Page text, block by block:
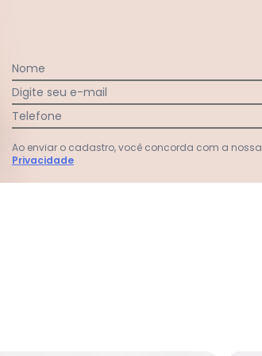
em Crepe Plano Acetinado
Nome
Digite seu e-mail
Telefone
Ao enviar o cadastro, você concorda com a nossa
Privacidade